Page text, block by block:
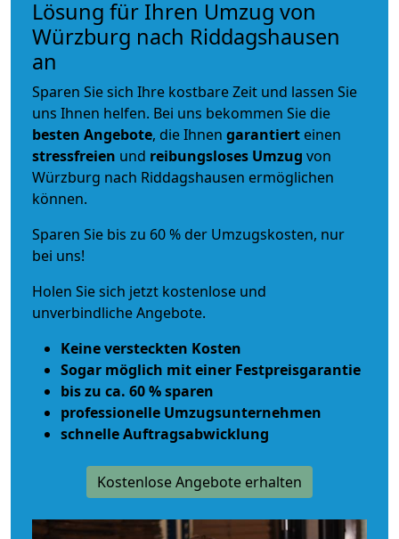
Lösung für Ihren Umzug von
Würzburg nach Riddagshausen
an
Sparen Sie sich Ihre kostbare Zeit und lassen Sie
uns Ihnen helfen. Bei uns bekommen Sie die
besten Angebote, die Ihnen garantiert einen
stressfreien und reibungsloses Umzug von
Würzburg nach Riddagshausen ermöglichen
können.
Sparen Sie bis zu 60 % der Umzugskosten, nur
bei uns!
Holen Sie sich jetzt kostenlose und
unverbindliche Angebote.
Keine versteckten Kosten
Sogar möglich mit einer Festpreisgarantie
bis zu ca. 60 % sparen
professionelle Umzugsunternehmen
schnelle Auftragsabwicklung
Kostenlose Angebote erhalten